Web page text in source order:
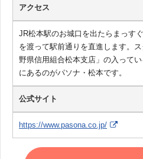
アクセス
JR松本駅のお城口を出たらまっす
を渡って駅前通りを直進します。
野県信用組合松本支店」の入って
にあるのがパソナ・松本です。
公式サイト
https://www.pasona.co.jp/